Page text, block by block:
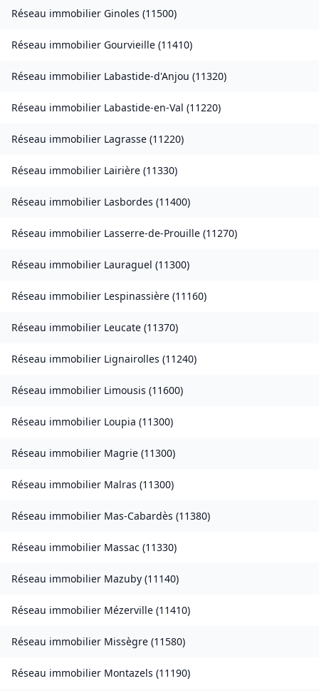
Réseau immobilier Ginoles (11500)
Réseau immobilier Gourvieille (11410)
Réseau immobilier Labastide-d'Anjou (11320)
Réseau immobilier Labastide-en-Val (11220)
Réseau immobilier Lagrasse (11220)
Réseau immobilier Lairière (11330)
Réseau immobilier Lasbordes (11400)
Réseau immobilier Lasserre-de-Prouille (11270)
Réseau immobilier Lauraguel (11300)
Réseau immobilier Lespinassière (11160)
Réseau immobilier Leucate (11370)
Réseau immobilier Lignairolles (11240)
Réseau immobilier Limousis (11600)
Réseau immobilier Loupia (11300)
Réseau immobilier Magrie (11300)
Réseau immobilier Malras (11300)
Réseau immobilier Mas-Cabardès (11380)
Réseau immobilier Massac (11330)
Réseau immobilier Mazuby (11140)
Réseau immobilier Mézerville (11410)
Réseau immobilier Missègre (11580)
Réseau immobilier Montazels (11190)